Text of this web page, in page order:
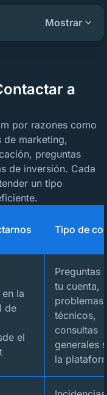
Mostrar
a
por razones como
de marketing,
preguntas
de inversión. Cada
un tipo
Tipo de
la
de
el
Preguntas
tu cuenta,
problemas
técnicos,
consultas
generales
la